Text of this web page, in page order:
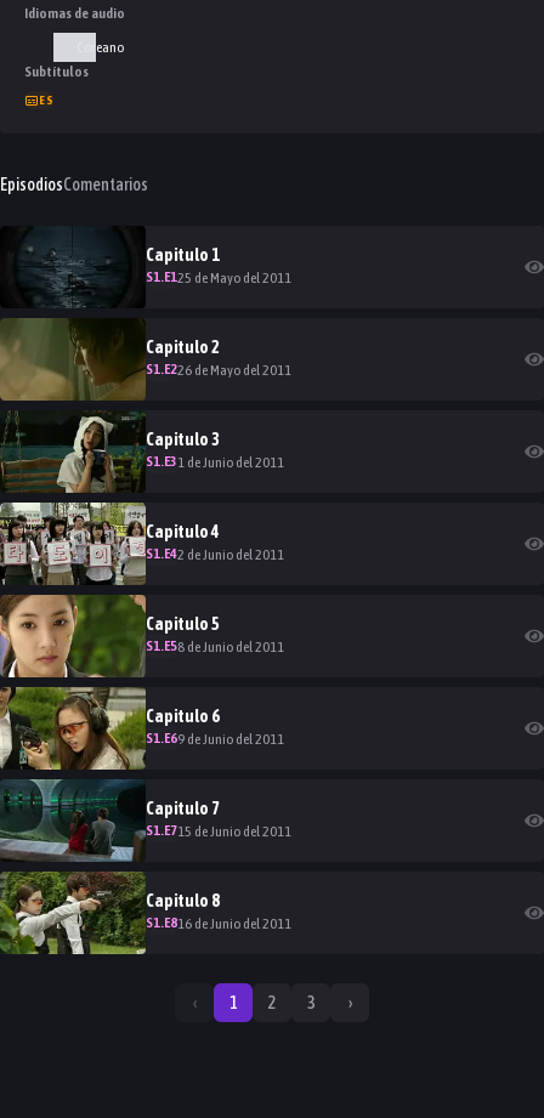
Idiomas de audio
Coreano
Subtítulos
ES
EpisodiosComentarios
Capitulo 1
S1.E125 de Mayo del 2011
Capitulo2
S1.E226 de Mayo del 2011
Capitulo3
S1.E31 de Junio del 2011
Capitulo4
S1.E42 de Junio del 2011
Capitulo5
S1.E58 de Junio del 2011
Capitulo 6
S1.E69 de Junio del 2011
Capitulo 7
S1.E715 de Junio del 2011
Capitulo 8
S1.E816 de Junio del 2011
‹ 1 2 3 ›